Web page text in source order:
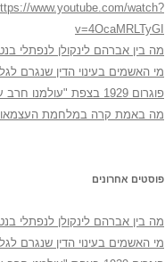
www.youtube.com/watch?
v=4OcaMRLTyGI
מה בין אברהם לינקולן לנפתלי
מי האשמים בעינוי הדין שנגרם
פוגרום 1929 בצפת "עולמנו חרב עלינו"
מה באמת קרה במלחמת
פוסטים אחרונים
מה בין אברהם לינקולן לנפתלי
מי האשמים בעינוי הדין שנגרם